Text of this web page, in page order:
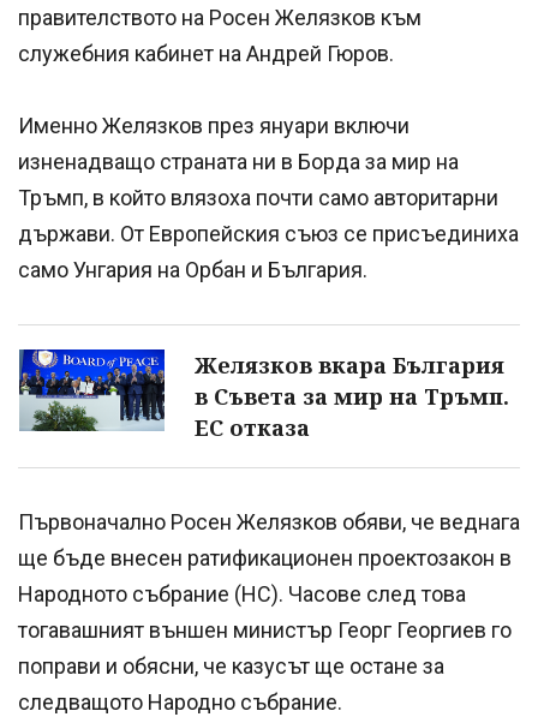
правителството на Росен Желязков към
служебния кабинет на Андрей Гюров.
Именно Желязков през януари включи
изненадващо страната ни в Борда за мир на
Тръмп, в който влязоха почти само авторитарни
държави. От Европейския съюз се присъединиха
само Унгария на Орбан и България.
Желязков вкара България
в Съвета за мир на Тръмп.
ЕС отказа
Първоначално Росен Желязков обяви, че веднага
ще бъде внесен ратификационен проектозакон в
Народното събрание (НС). Часове след това
тогавашният външен министър Георг Георгиев го
поправи и обясни, че казусът ще остане за
следващото Народно събрание.